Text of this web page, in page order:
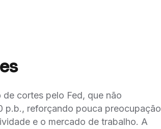
cortes pelo Fed, que não
p.b., reforçando pouca preocupação
e o mercado de trabalho. A